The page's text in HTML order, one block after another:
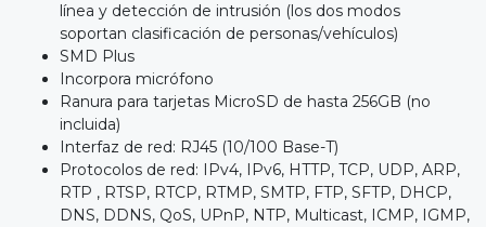
línea y detección de intrusión (los dos modos
soportan clasificación de personas/vehículos)
SMD Plus
Incorpora micrófono
Ranura para tarjetas MicroSD de hasta 256GB (no
incluida)
Interfaz de red: RJ45 (10/100 Base-T)
Protocolos de red: IPv4, IPv6, HTTP, TCP, UDP, ARP,
RTP , RTSP, RTCP, RTMP, SMTP, FTP, SFTP, DHCP,
DNS, DDNS, QoS, UPnP, NTP, Multicast, ICMP, IGMP,